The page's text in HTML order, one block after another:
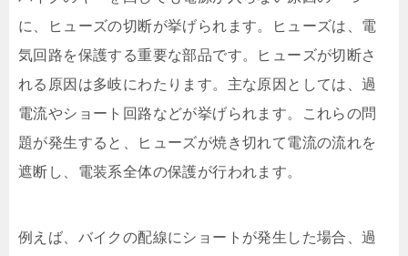
に、ヒューズの切断が挙げられます。ヒューズは、電
気回路を保護する重要な部品です。ヒューズが切断さ
れる原因は多岐にわたります。主な原因としては、過
電流やショート回路などが挙げられます。これらの問
題が発生すると、ヒューズが焼き切れて電流の流れを
遮断し、電装系全体の保護が行われます。
例えば、バイクの配線にショートが発生した場合、過